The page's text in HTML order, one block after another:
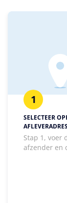
1
SELECTEER
Stap 1, voer
afzender en